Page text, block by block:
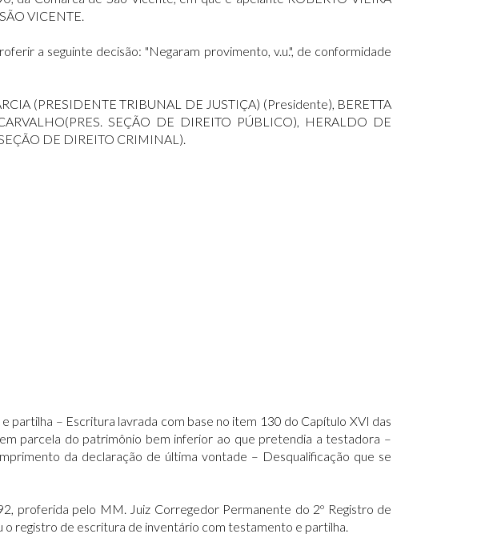
VICENTE.
a seguinte decisão: "Negaram provimento, v.u.", de conformidade
(PRESIDENTE TRIBUNAL DE JUSTIÇA) (Presidente), BERETTA
SEÇÃO DE DIREITO PÚBLICO), HERALDO DE
DE DIREITO CRIMINAL).
– Escritura lavrada com base no item 130 do Capítulo XVI das
parcela do patrimônio bem inferior ao que pretendia a testadora –
da declaração de última vontade – Desqualificação que se
proferida pelo MM. Juiz Corregedor Permanente do 2º Registro de
o registro de escritura de inventário com testamento e partilha.